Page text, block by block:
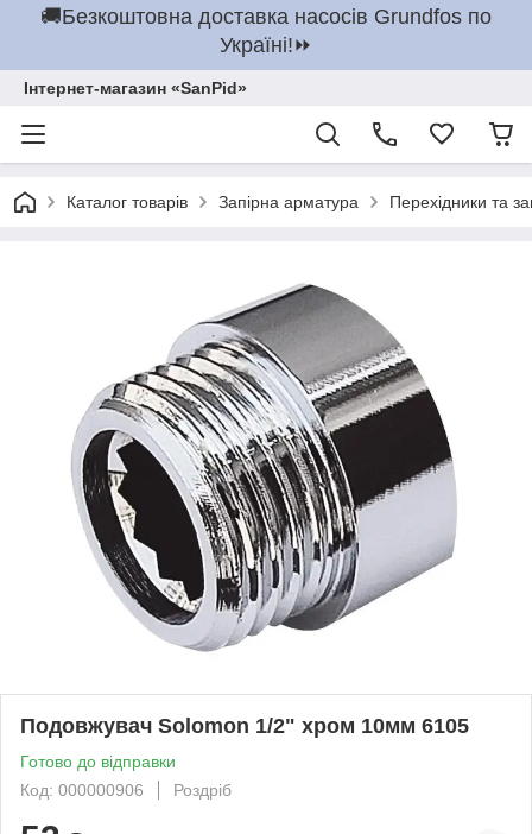
🚚Безкоштовна доставка насосів Grundfos по
Україні!⏩
Інтернет-магазин «SanPid»
Каталог товарів Запірна арматура Перехідники та
Подовжувач Solomon 1/2" хром 10мм 6105
Готово до відправки
Код: 000000906
Роздріб